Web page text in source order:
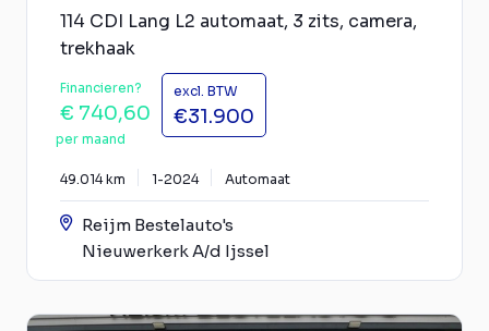
114 CDI Lang L2 automaat, 3 zits, camera,
trekhaak
Financieren?
€ 740,60
per maand
excl. BTW
€31.900
49.014 km 1-2024 Automaat
Reijm Bestelauto's
Nieuwerkerk A/d Ijssel